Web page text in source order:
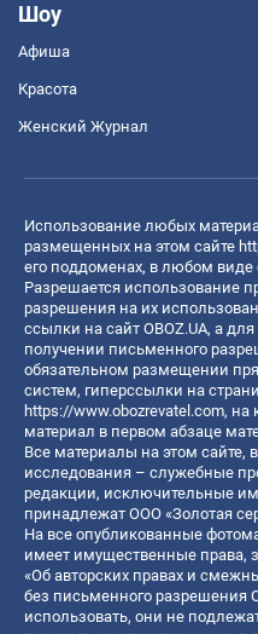
Шоу
Афиша
Красота
Женский Журнал
Использование любых
размещенных на этом сайте
его поддоменах, в любом виде
Разрешается использование
разрешения на их
ссылки на сайт OBOZ.UA, а
получении письменного
обязательном размещении
систем, гиперссылки на
https://www.obozrevatel.com, на
материал в первом абзаце
Все материалы на этом сайте,
исследования – служебные
редакции, исключительные
принадлежат ООО «Золотая
На все опубликованные
имеет имущественные
«Об авторских правах и
без письменного разрешения
использовать, они не